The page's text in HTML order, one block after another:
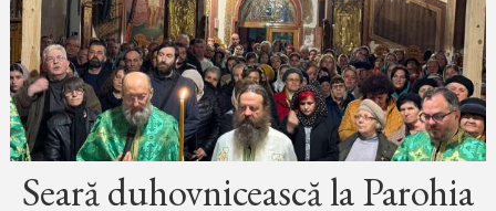
Seară duhovnicească la Parohia